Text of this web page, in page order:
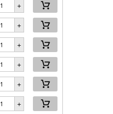
+
+
+
+
+
+